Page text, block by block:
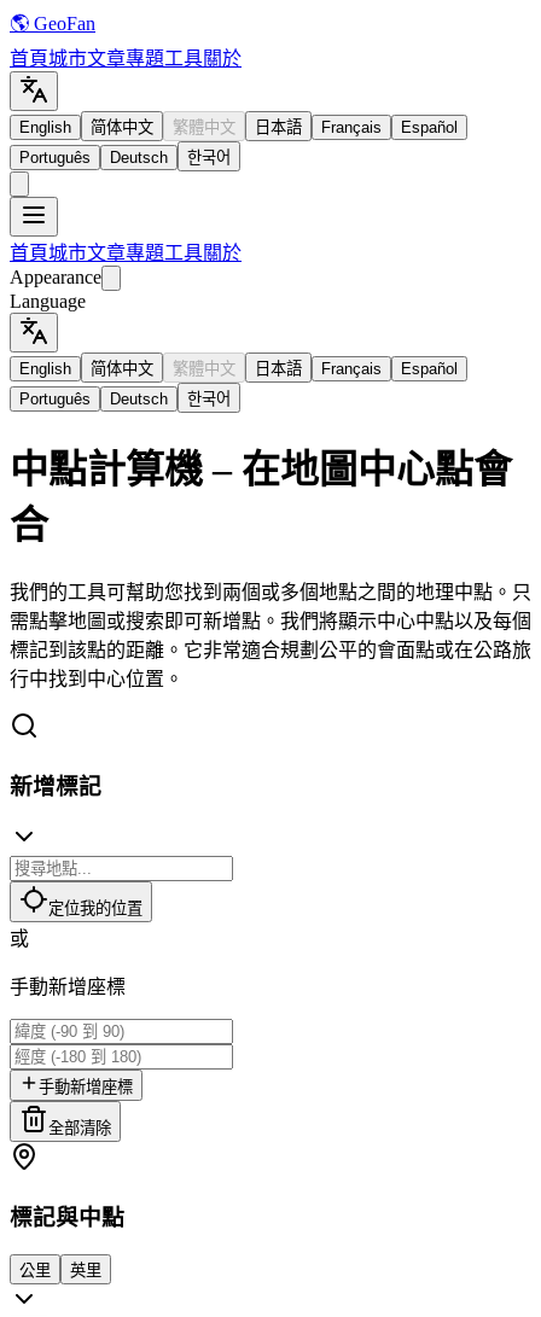
🌎 GeoFan
首頁城市文章專題工具關於
English 简体中文 繁體中文 日本語 Français
Español
Português
Deutsch 한국어
首頁城市文章專題工具關於
Appearance
Language
English 简体中文 繁體中文 日本語 Français
Español
Português
Deutsch 한국어
中點計算機 – 在地圖中心點會
合
我們的工具可幫助您找到兩個或多個地點之間的地理中點。只
需點擊地圖或搜索即可新增點。我們將顯示中心中點以及每個
標記到該點的距離。它非常適合規劃公平的會面點或在公路旅
行中找到中心位置。
新增標記
定位我的位置
或
手動新增座標
手動新增座標
全部清除
標記與中點
公里 英里